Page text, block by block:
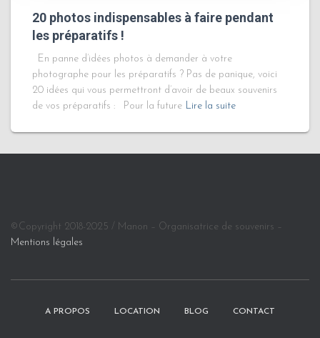
20 photos indispensables à faire pendant
les préparatifs !
En panne d’idées photos à demander à votre
photographe pour les préparatifs ? Pas de panique, voici
20 idées qui vous permettront d’avoir de beaux souvenirs
de vos préparatifs : Pour la future Lire la suite
©Copyright 2018-2025 / Manon – Organisatrice de souvenirs –
Mentions légales
A PROPOS LOCATION BLOG CONTACT